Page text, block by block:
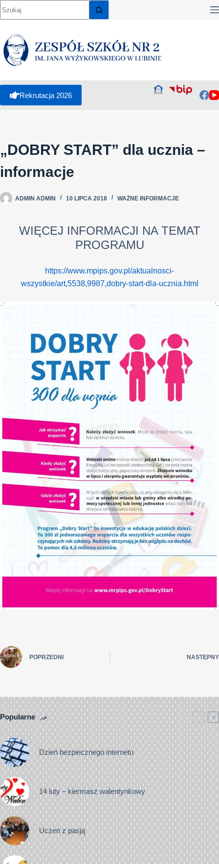
Rekrutacja 2026
„DOBRY START” dla ucznia –
informacje
ADMIN ADMIN 10 LIPCA 2018 WAŻNE INFORMACJE
WIĘCEJ INFORMACJI NA TEMAT
PROGRAMU
https://www.mpips.gov.pl/aktualnosci-
wszystkie/art,5538,9987,dobry-start-dla-ucznia.html
POPRZEDNI NASTĘPNY
Popularne
Dzień bezpiecznego internetu
14 luty – kiermasz walentynkowy
Uczeń z pasją